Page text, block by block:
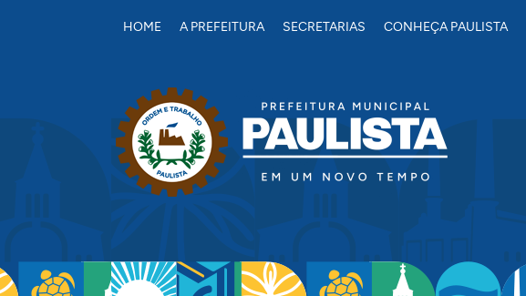
HOME A PREFEITURA SECRETARIAS CONHEÇA PAULISTA